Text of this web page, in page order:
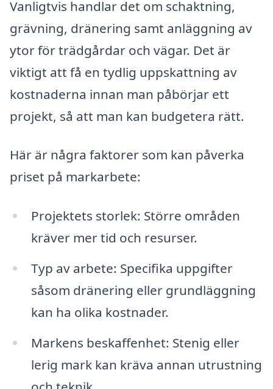
Vanligtvis handlar det om schaktning,
grävning, dränering samt anläggning av
ytor för trädgårdar och vägar. Det är
viktigt att få en tydlig uppskattning av
kostnaderna innan man påbörjar ett
projekt, så att man kan budgetera rätt.
Här är några faktorer som kan påverka
priset på markarbete:
Projektets storlek: Större områden
kräver mer tid och resurser.
Typ av arbete: Specifika uppgifter
såsom dränering eller grundläggning
kan ha olika kostnader.
Markens beskaffenhet: Stenig eller
lerig mark kan kräva annan utrustning